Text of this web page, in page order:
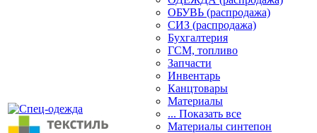
ОБУВЬ (распродажа)
СИЗ (распродажа)
Бухгалтерия
ГСМ, топливо
Запчасти
Инвентарь
Канцтовары
Материалы
... Показать все
Материалы синтепон